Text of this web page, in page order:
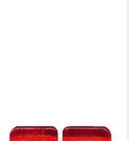
Büroklammer Büroklammern